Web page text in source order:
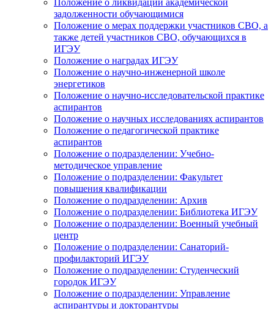
Положение о ликвидации академической
задолженности обучающимися
Положение о мерах поддержки участников СВО, а
также детей участников СВО, обучающихся в
ИГЭУ
Положение о наградах ИГЭУ
Положение о научно-инженерной школе
энергетиков
Положение о научно-исследовательской практике
аспирантов
Положение о научных исследованиях аспирантов
Положение о педагогической практике
аспирантов
Положение о подразделении: Учебно-
методическое управление
Положение о подразделении: Факультет
повышения квалификации
Положение о подразделении: Архив
Положение о подразделении: Библиотека ИГЭУ
Положение о подразделении: Военный учебный
центр
Положение о подразделении: Санаторий-
профилакторий ИГЭУ
Положение о подразделении: Студенческий
городок ИГЭУ
Положение о подразделении: Управление
аспирантуры и докторантуры